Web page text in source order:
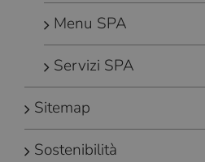
Menu SPA
Servizi SPA
Sitemap
Sostenibilità